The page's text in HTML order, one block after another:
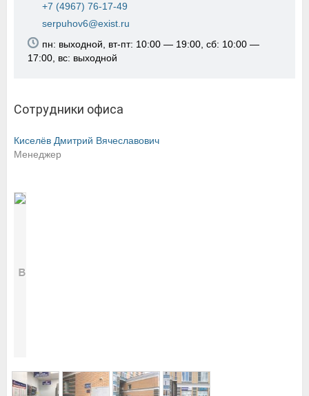
+7 (4967) 76-17-49
serpuhov6@exist.ru
пн: выходной, вт-пт: 10:00 — 19:00, сб: 10:00 —
17:00, вс: выходной
Сотрудники офиса
Киселёв Дмитрий Вячеславович
Менеджер